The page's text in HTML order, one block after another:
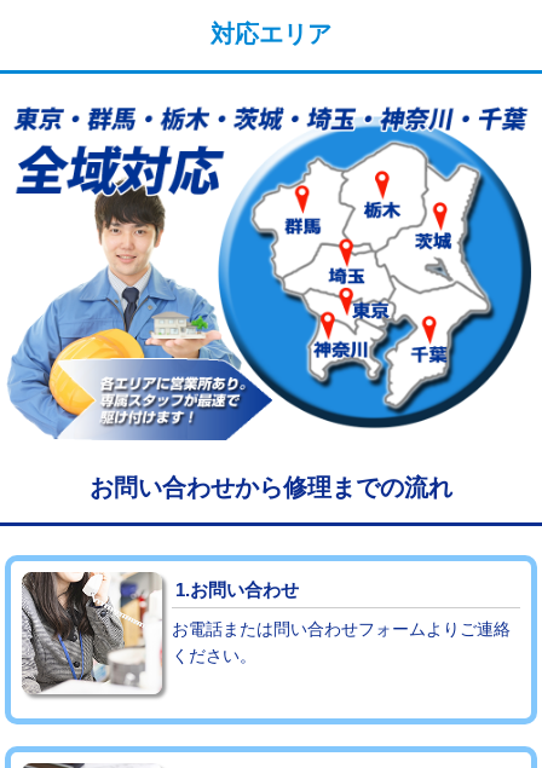
業)
給水管工事※（塩ビ管（VP・HI）使
用/3ｍまで)
33,000円
給水管工事※（塩ビ管（VP・HI）使
用（追加）/3ｍ超え)
+8,800円
給水管工事※（ライニング鋼管・銅
管・ポリ管・HT管使用/3ｍまで)
44,000円
給水管工事※（ライニング鋼管・銅
管・ポリ管・HT管使用/3ｍ超え)
+8,800円
マス交換（土の掘削・埋め戻し作業） 11,000円~
マス交換（深さ50㎝未満） 55,000円
マス交換（深さ50㎝以上） 66,000円
コンクリート斫り（厚さ10㎝まで）
コンクリート斫り（厚さ10㎝超え） 38,500円
モルタル補修（厚さ10㎝まで）
モルタル補修（厚さ10㎝超え） 38,500円
対応エリア
お問い合わせから修理までの流れ
1.お問い合わせ
お電話または問い合わせフォームよりご連絡
ください。